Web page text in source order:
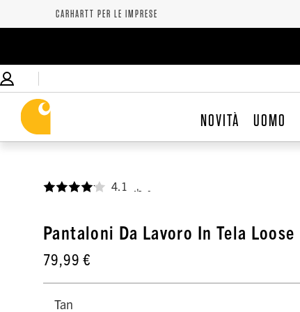
CARHARTT PER LE IMPRESE
NOVITÀ UOMO
4.1
Pantaloni Da Lavoro In Tela Loose
79,99 €
Tan